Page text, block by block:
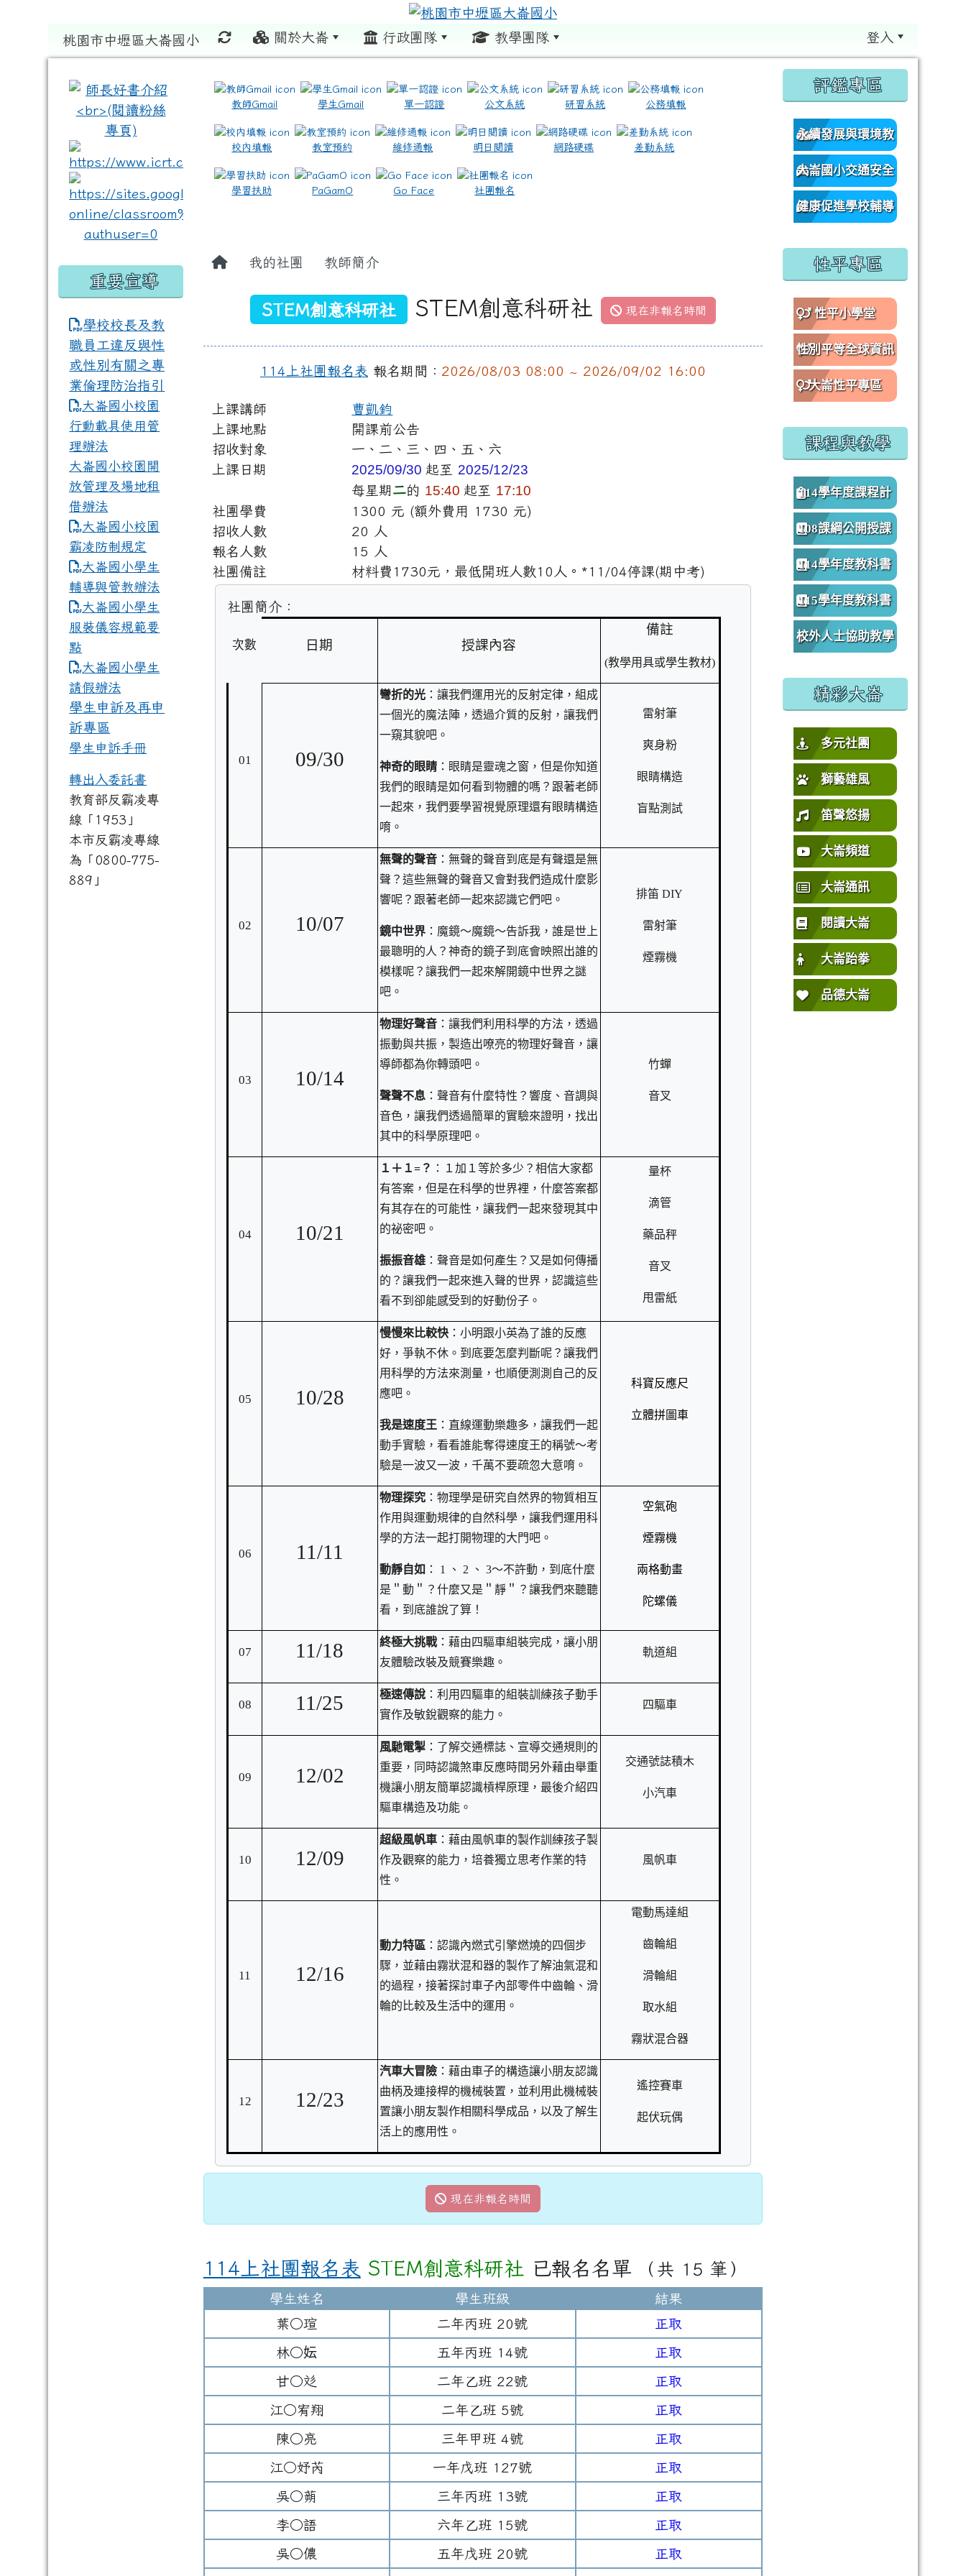
桃園市中壢區大崙國小 關於大崙 行政團隊 教學團隊 登入
教師Gmail 學生Gmail 單一認證 公文系統 研習系統 公務填報
校內填報 教室預約 維修通報 明日閱讀 網路硬碟 差勤系統
學習扶助 PaGamO Go Face 社團報名
我的社團 教師簡介
STEM創意科研社 STEM創意科研社 現在非報名時間
114上社團報名表 報名期間： 2026/08/03 08:00 ~ 2026/09/02 16:00
上課講師
曹凱鈞
上課地點
開課前公告
招收對象
一、二、三、四、五、六
上課日期
2025/09/30 起至 2025/12/23
每星期 二的 15:40 起至 17:10
社團學費
1300 元 (額外費用 1730 元)
招收人數
20 人
報名人數
15 人
社團備註
材料費1730元，最低開班人數10人。*11/04停課(期中考)
社團簡介：
次數 日期 授課內容
備註
(教學用具或學生教材)
01 09/30
彎折的光：讓我們運用光的反射定律，組成
一個光的魔法陣，透過介質的反射，讓我們
一窺其貌吧。
神奇的眼睛：眼睛是靈魂之窗，但是你知道
我們的眼睛是如何看到物體的嗎？跟著老師
一起來，我們要學習視覺原理還有眼睛構造
唷。
雷射筆
爽身粉
眼睛構造
盲點測試
02 10/07
無聲的聲音：無聲的聲音到底是有聲還是無
聲？這些無聲的聲音又會對我們造成什麼影
響呢？跟著老師一起來認識它們吧。
鏡中世界：魔鏡～魔鏡～告訴我，誰是世上
最聰明的人？神奇的鏡子到底會映照出誰的
模樣呢？讓我們一起來解開鏡中世界之謎
吧。
排笛 DIY
雷射筆
煙霧機
03 10/14
物理好聲音：讓我們利用科學的方法，透過
振動與共振，製造出嘹亮的物理好聲音，讓
導師都為你轉頭吧。
聲聲不息：聲音有什麼特性？響度、音調與
音色，讓我們透過簡單的實驗來證明，找出
其中的科學原理吧。
竹蟬
音叉
04 10/21
１＋１=？ ：１加１等於多少？相信大家都
有答案，但是在科學的世界裡，什麼答案都
有其存在的可能性，讓我們一起來發現其中
的祕密吧。
振振音雄：聲音是如何產生？又是如何傳播
的？讓我們一起來進入聲的世界，認識這些
看不到卻能感受到的好動份子。
量杯
滴管
藥品秤
音叉
甩雷紙
05 10/28
慢慢來比較快：小明跟小英為了誰的反應
好，爭執不休。到底要怎麼判斷呢？讓我們
用科學的方法來測量，也順便測測自己的反
應吧。
我是速度王 ：直線運動樂趣多，讓我們一起
動手實驗，看看誰能奪得速度王的稱號～考
驗是一波又一波，千萬不要疏忽大意唷。
科寶反應尺
立體拼圖車
06 11/11
物理探究：物理學是研究自然界的物質相互
作用與運動規律的自然科學，讓我們運用科
學的方法一起打開物理的大門吧。
動靜自如 ： 1 、 2 、 3～不許動，到底什麼
是＂動＂？什麼又是＂靜＂？讓我們來聽聽
看，到底誰說了算！
空氣砲
煙霧機
兩格動畫
陀螺儀
07 11/18 終極大挑戰：藉由四驅車組裝完成，讓小朋
友體驗改裝及競賽樂趣。
軌道組
08 11/25 極速傳說：利用四驅車的組裝訓練孩子動手
實作及敏銳觀察的能力。
四驅車
09 12/02
風馳電掣：了解交通標誌、宣導交通規則的
重要，同時認識煞車反應時間另外藉由舉重
機讓小朋友簡單認識槓桿原理，最後介紹四
驅車構造及功能。
交通號誌積木
小汽車
10 12/09
超級風帆車：藉由風帆車的製作訓練孩子製
作及觀察的能力，培養獨立思考作業的特
性。
風帆車
11 12/16
動力特區 ：認識內燃式引擎燃燒的四個步
驟，並藉由霧狀混和器的製作了解油氣混和
的過程，接著探討車子內部零件中齒輪、滑
輪的比較及生活中的運用。
電動馬達組
齒輪組
滑輪組
取水組
霧狀混合器
12 12/23
汽車大冒險：藉由車子的構造讓小朋友認識
曲柄及連接桿的機械裝置，並利用此機械裝
置讓小朋友製作相關科學成品，以及了解生
活上的應用性。
遙控賽車
起伏玩偶
現在非報名時間
114上社團報名表 STEM創意科研社 已報名名單 （共 15 筆）
學生姓名 學生班級
結果
葉○瑄
二年丙班 20號 正取
林○妘 五年丙班 14號 正取
甘○彣 二年 乙班 22號 正取
江○宥翔 二年 乙班 5號 正取
陳○亮 三年 甲班 4號 正取
江○妤芮 一年 戊班 127號 正取
吳○蒴 三年丙班 13號 正取
李○語 六年 乙班 15號 正取
吳○儂 五年 戊班 20號 正取
link to https://www.icrt.com.tw/ \ title=https://www.icrt.com.tw/
link to https://sites.google.com/m2.dles.tyc.edu.tw/learning-online/classroom%E9%80%A3%E7%B5%90?authuser=0 \
重要宣導
學校校長及教
職員工違反與性
或性別有關之專
業倫理防治指引
大崙國小校園
行動載具使用管
理辦法
大崙國小校園開
放管理及場地租
借辦法
大崙國小校園
霸凌防制規定
大崙國小學生
輔導與管教辦法
大崙國小學生
服裝儀容規範要
點
link to https://www.dles.tyc.edu.tw/uploads/tad_blocks/file/
大崙國小學生
請假辦法
學生申訴及再申
訴專區
學生申訴手冊
轉出入委託書
教育部反霸凌專
線「1953」
本市反霸凌專線
為「0800-775-
889」
:::
評鑑專區
永續發展與環境教
育資源網
大崙國小交通安全
網
健康促進學校輔導
性平專區
性平小學堂
性別平等全球資訊
網
大崙性平專區
課程與教學
114學年度課程計
畫
108課綱公開授課
專區
114學年度教科書
版本
115學年度教科書
版本
校外人士協助教學
精彩大崙
多元社團
獅藝雄風
笛聲悠揚
大崙頻道
大崙通訊
閱讀大崙
大崙跆拳
品德大崙